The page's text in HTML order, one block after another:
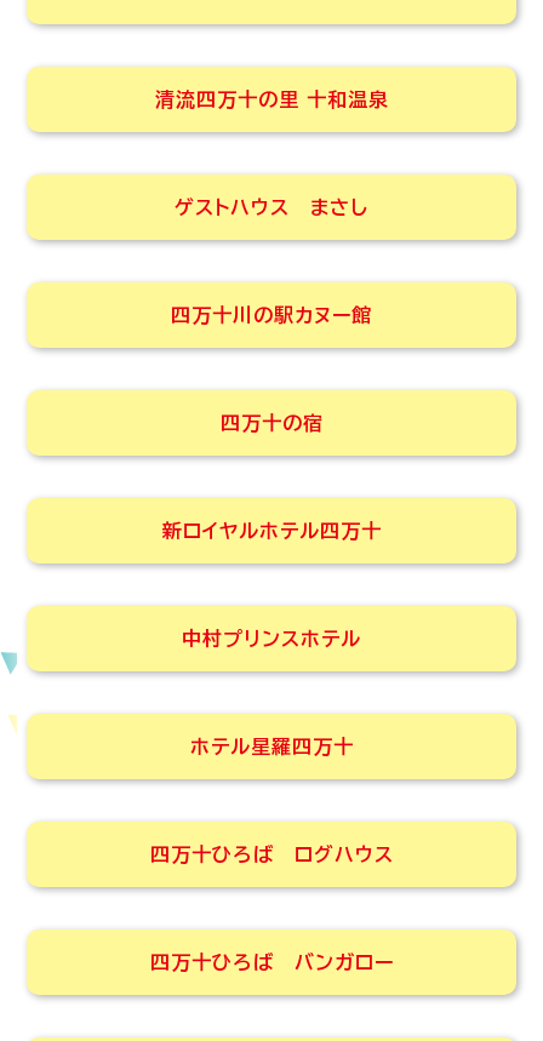
清流四万十の里 十和温泉
ゲストハウス まさし
四万十川の駅カヌー館
四万十の宿
新ロイヤルホテル四万十
中村プリンスホテル
ホテル星羅四万十
四万十ひろば ログハウス
四万十ひろば バンガロー